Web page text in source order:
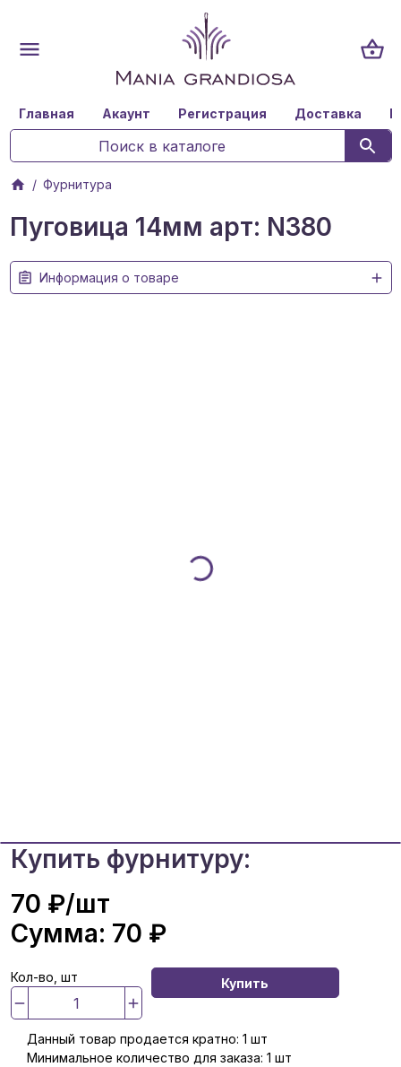
Главная Акаунт Регистрация Доставка
Фурнитура
Пуговица 14мм арт: N380
Информация о товаре
Купить фурнитуру:
70 ₽/шт
Сумма: 70 ₽
Кол-во, шт Купить
Данный товар продается кратно: 1 шт
Минимальное количество для заказа: 1 шт